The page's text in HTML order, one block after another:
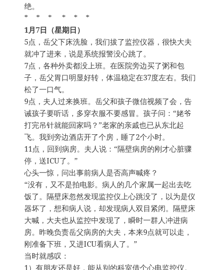
绝。
* * * * * *
1月7日（星期日）
5点，岳父下床洗脸，我们拔了监控仪器，很快大夫
就冲了进来，说是系统报警没心跳了。
7点，各种外卖都没上班。在医院旁边买了粥和包
子，岳父胃口明显好转，体温稳定在37度左右。我们
松了一口气。
9点，夫人过来换班。岳父和孩子微信视频了会，告
诫孩子要听话，多穿衣服不要感冒。孩子问：“姥爷
打完吊针就能回家吗？”老家的亲戚也已从东北起
飞。我到旁边酒店开了个房，睡了2个小时。
11点，回到病房。夫人说：“隔壁病房的刚才心脏骤
停，送ICU了。”
心头一惊，问出事前病人是否高声喊疼？
“没有，又不是拍电影。病人的几个家属一起出去吃
饭了。隔壁床忽然发现监控仪上心跳没了，以为是仪
器坏了，想和病人说，却发现病人双目紧闭。隔壁床
大喊，大夫也从监控中发现了，瞬时一群人冲进病
房。昨晚负责岳父病房的大夫，本来9点就可以走，
刚准备下班，又进ICU看病人了。”
当时就感叹：
1）有朋友还是好，能从别的科室借个心电监控仪。